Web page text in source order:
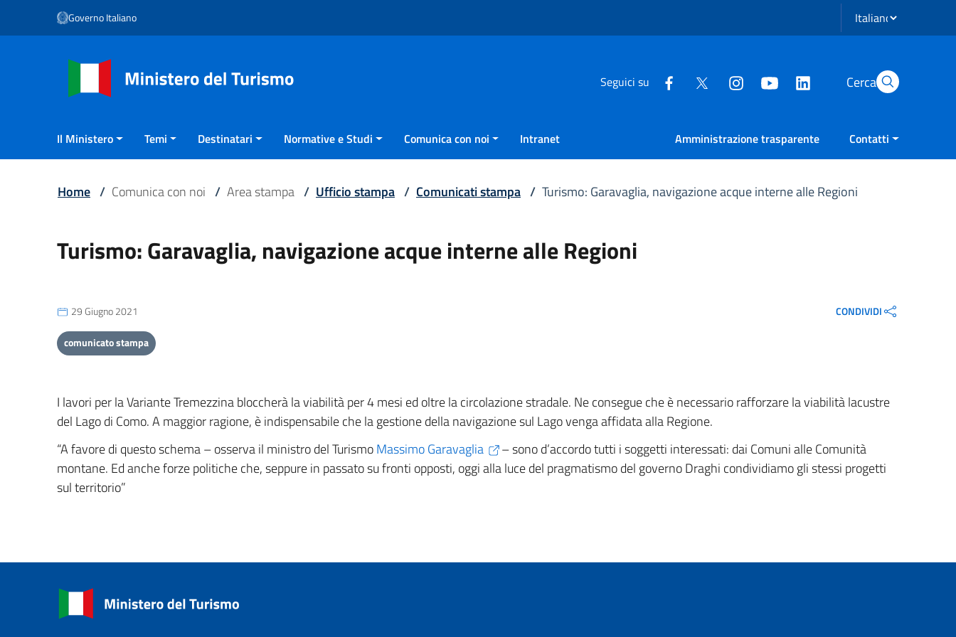
Vai ai contenuti
Vai al menu di navigazione
Governo Italiano Seleziona lingua
Seguici su Cerca
Il Ministero Temi Destinatari Normative e Studi Comunica con noi Intranet Amministrazione trasparente Contatti
Home / Comunica con noi / Area stampa / Ufficio stampa / Comunicati stampa / Turismo: Garavaglia, navigazione acque interne alle Regioni
Turismo: Garavaglia, navigazione acque interne alle Regioni
29 Giugno 2021 CONDIVIDI
comunicato stampa
I lavori per la Variante Tremezzina bloccherà la viabilità per 4 mesi ed oltre la circolazione stradale. Ne consegue che è necessario rafforzare la viabilità lacustre
del Lago di Como. A maggior ragione, è indispensabile che la gestione della navigazione sul Lago venga affidata alla Regione.
“A favore di questo schema – osserva il ministro del TurismoMassimo Garavaglia
– sono d’accordo tutti i soggetti interessati: dai Comuni alle Comunità
montane. Ed anche forze politiche che, seppure in passato su fronti opposti, oggi alla luce del pragmatismo del governo Draghi condividiamo gli stessi progetti
sul territorio”